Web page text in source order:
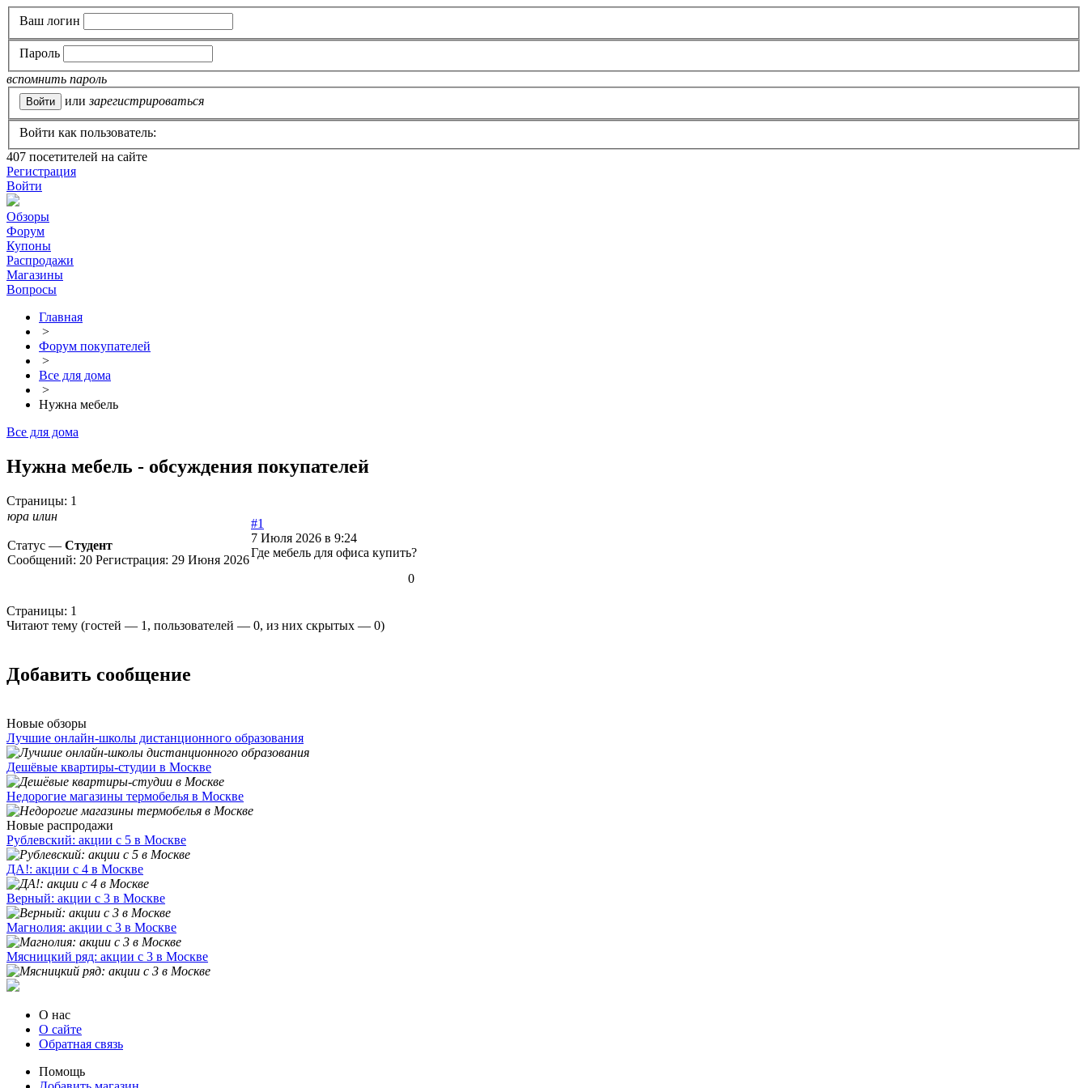
Ваш логин
Пароль
вспомнить пароль
или зарегистрироваться
Войти как пользователь:
407 посетителей на сайте
Регистрация
Войти
Обзоры
Форум
Купоны
Распродажи
Магазины
Вопросы
Главная
>
Форум покупателей
>
Все для дома
>
Нужна мебель
Все для дома
Нужна мебель - обсуждения покупателей
Страницы: 1
юра илин
Статус — Студент
Сообщений: 20 Регистрация: 29 Июня 2026
#1
7 Июля 2026 в 9:24
Где мебель для офиса купить?
0
Страницы: 1
Читают тему (гостей — 1 , пользователей — 0, из них скрытых — 0)
Добавить сообщение
Новые обзоры
Лучшие онлайн-школы дистанционного образования
Дешёвые квартиры-студии в Москве
Недорогие магазины термобелья в Москве
Новые распродажи
Рублевский: акции с 5 в Москве
ДА!: акции с 4 в Москве
Верный: акции с 3 в Москве
Магнолия: акции с 3 в Москве
Мясницкий ряд: акции с 3 в Москве
О нас
О сайте
Обратная связь
Помощь